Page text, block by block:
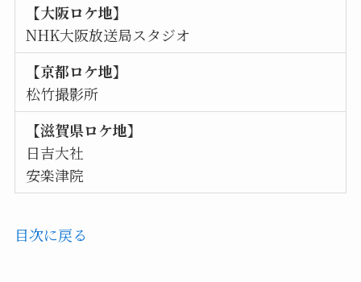
【大阪ロケ地】
NHK大阪放送局スタジオ
【京都ロケ地】
松竹撮影所
【滋賀県ロケ地】
日吉大社
安楽津院
目次に戻る